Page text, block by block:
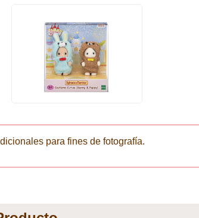
para fines de fotografía.